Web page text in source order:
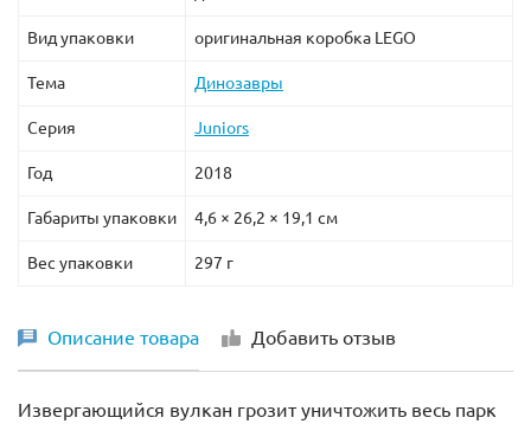
Вид упаковки оригинальная коробка LEGO
Тема Динозавры
Серия Juniors
Год 2018
Габариты упаковки 4,6 × 26,2 × 19,1 см
Вес упаковки 297 г
Описание товара Добавить отзыв
Извергающийся вулкан грозит уничтожить весь парк